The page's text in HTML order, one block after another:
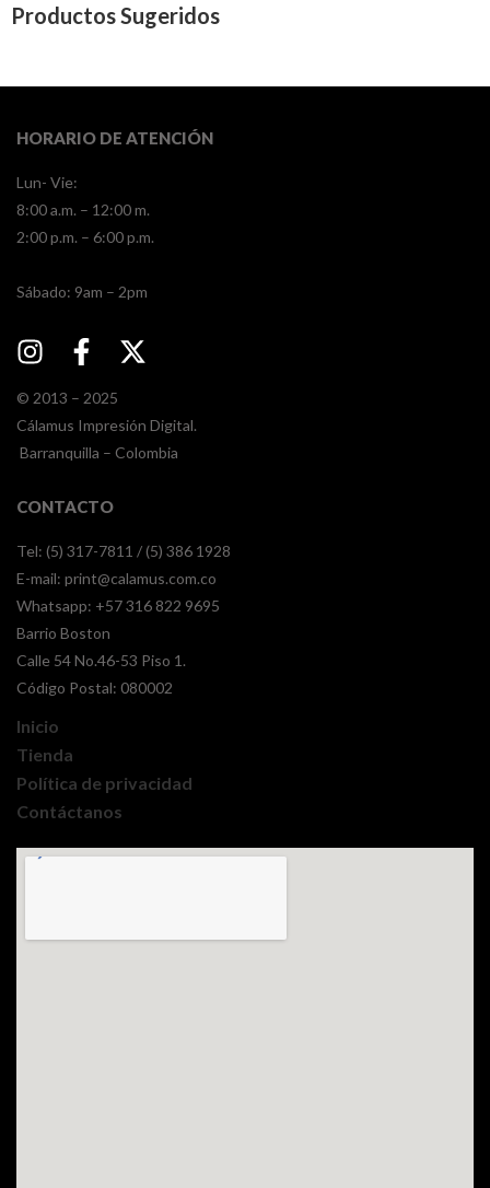
Productos Sugeridos
HORARIO DE ATENCIÓN
Lun- Vie:
8:00 a.m. – 12:00 m.
2:00 p.m. – 6:00 p.m.
​​Sábado: 9am – 2pm
© 2013 – 2025
Cálamus Impresión Digital.
Barranquilla – Colombia
CONTACTO
Tel: (5) 317-7811 / (5) 386 1928
E-mail: print@calamus.com.co
Whatsapp: +57 316 822 9695
Barrio Boston
Calle 54 No.46-53 Piso 1.
Código Postal: 080002
Inicio
Tienda
Política de privacidad
Contáctanos